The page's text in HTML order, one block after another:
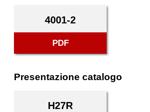
4001-2
PDF
Presentazione catalogo
H27R